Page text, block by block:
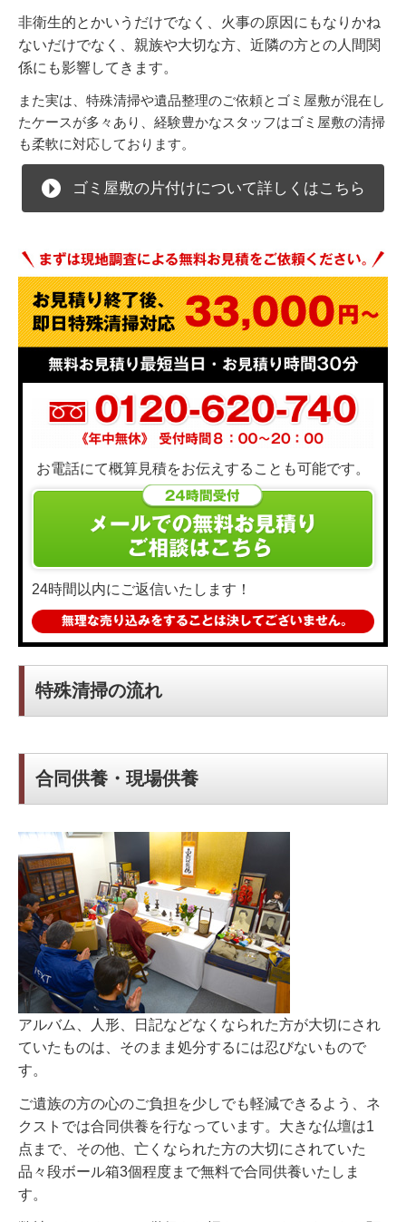
非衛生的とかいうだけでなく、火事の原因にもなりかね
ないだけでなく、親族や大切な方、近隣の方との人間関
係にも影響してきます。
また実は、特殊清掃や遺品整理のご依頼とゴミ屋敷が混在し
たケースが多々あり、経験豊かなスタッフはゴミ屋敷の清掃
も柔軟に対応しております。
ゴミ屋敷の片付けについて詳しくはこちら
お電話にて概算見積をお伝えすることも可能です。
24時間以内にご返信いたします！
特殊清掃の流れ
合同供養・現場供養
アルバム、人形、日記などなくなられた方が大切にされ
ていたものは、そのまま処分するには忍びないもので
す。
ご遺族の方の心のご負担を少しでも軽減できるよう、ネ
クストでは合同供養を行なっています。大きな仏壇は1
点まで、その他、亡くなられた方の大切にされていた
品々段ボール箱3個程度まで無料で合同供養いたしま
す。